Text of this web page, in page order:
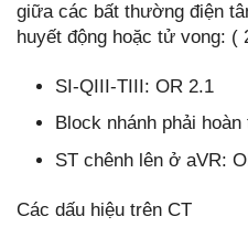
giữa các bất thường điện
huyết động hoặc tử vong: (
SI-QIII-TIII: OR 2.1
Block nhánh phải
ST chênh lên ở aVR:
Các dấu hiệu trên CT